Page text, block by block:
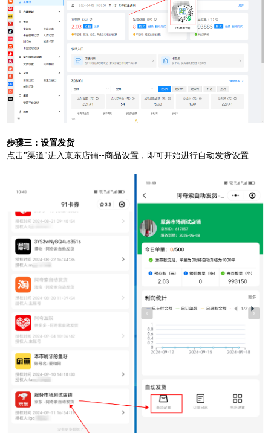
扫码或长按保存图片
步骤三：设置发货
点击"渠道"进入京东店铺--商品设置，即可开始进行自动发货设置